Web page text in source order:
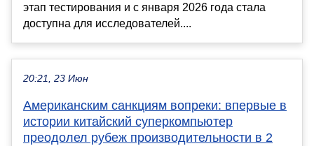
этап тестирования и с января 2026 года стала
доступна для исследователей....
20:21, 23 Июн
Американским санкциям вопреки: впервые в
истории китайский суперкомпьютер
преодолел рубеж производительности в 2